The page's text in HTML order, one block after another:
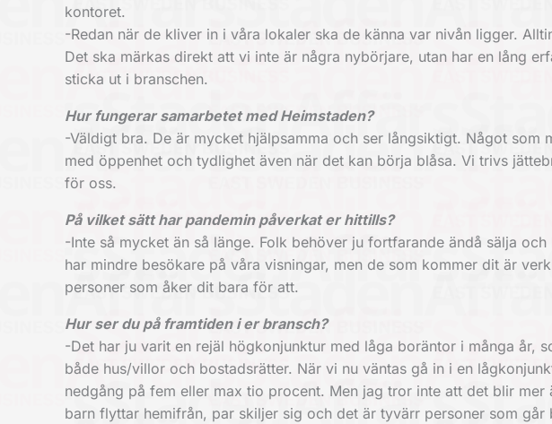
kontoret.
-Redan när de kliver in i våra lokaler ska de känna var nivån ligger.
Det ska märkas direkt att vi inte är några nybörjare, utan har en lång
sticka ut i branschen.
Hur fungerar samarbetet med Heimstaden?
-Väldigt bra. De är mycket hjälpsamma och ser långsiktigt. Något som
med öppenhet och tydlighet även när det kan börja blåsa. Vi trivs
för oss.
På vilket sätt har pandemin påverkat er hittills?
-Inte så mycket än så länge. Folk behöver ju fortfarande ändå sälja
har mindre besökare på våra visningar, men de som kommer dit är
personer som åker dit bara för att.
Hur ser du på framtiden i er bransch?
-Det har ju varit en rejäl högkonjunktur med låga boräntor i många år,
både hus/villor och bostadsrätter. När vi nu väntas gå in i en
nedgång på fem eller max tio procent. Men jag tror inte att det blir
barn flyttar hemifrån, par skiljer sig och det är tyvärr personer som